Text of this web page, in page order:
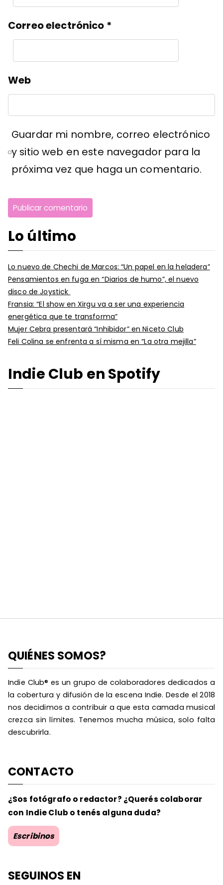
Correo electrónico *
Web
Guardar mi nombre, correo electrónico
y sitio web en este navegador para la
próxima vez que haga un comentario.
Lo último
Lo nuevo de Chechi de Marcos: “Un papel en la heladera”
Pensamientos en fuga en “Diarios de humo”, el nuevo
disco de Joystick
Fransia: “El show en Xirgu va a ser una experiencia
energética que te transforma”
Mujer Cebra presentará “Inhibidor” en Niceto Club
Feli Colina se enfrenta a sí misma en “La otra mejilla”
Indie Club en Spotify
QUIÉNES SOMOS?
Indie Club® es un grupo de colaboradores dedicados a
la cobertura y difusión de la escena Indie. Desde el 2018
nos decidimos a contribuir a que esta camada musical
crezca sin límites. Tenemos mucha música, solo falta
descubrirla.
CONTACTO
¿Sos fotógrafo o redactor? ¿Querés colaborar
con Indie Club o tenés alguna duda?
Escribinos
SEGUINOS EN